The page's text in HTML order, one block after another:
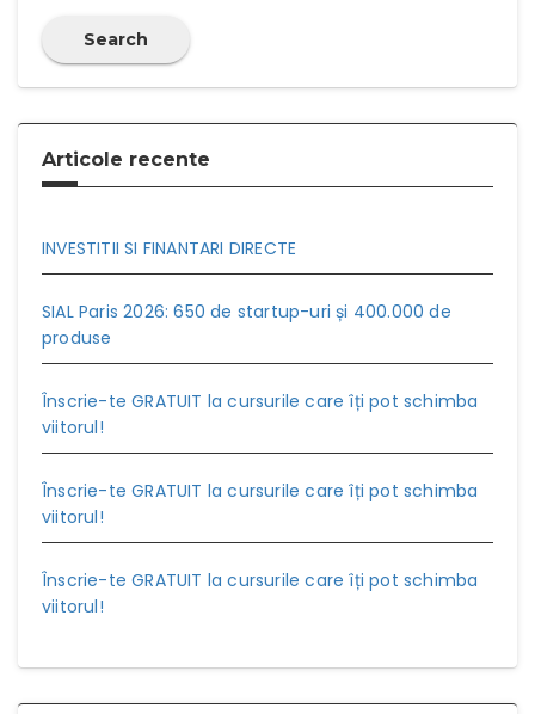
Search
Articole recente
INVESTITII SI FINANTARI DIRECTE
SIAL Paris 2026: 650 de startup-uri și 400.000 de
produse
Înscrie-te GRATUIT la cursurile care îți pot schimba
viitorul!
Înscrie-te GRATUIT la cursurile care îți pot schimba
viitorul!
Înscrie-te GRATUIT la cursurile care îți pot schimba
viitorul!